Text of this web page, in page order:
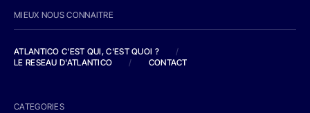
MIEUX NOUS CONNAITRE
ATLANTICO C'EST QUI, C'EST QUOI ?
/
LE RESEAU D'ATLANTICO
/ CONTACT
CATEGORIES